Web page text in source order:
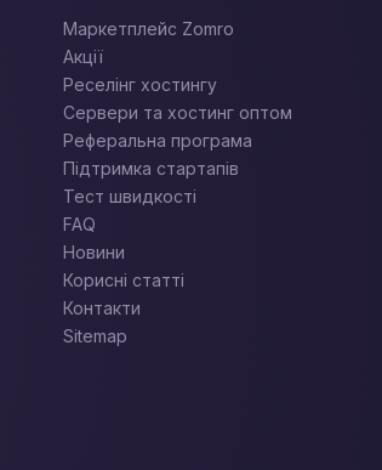
Маркетплейс Zomro
Акції
Реселінг хостингу
Сервери та хостинг оптом
Реферальна програма
Підтримка стартапів
Тест швидкості
FAQ
Новини
Корисні статті
Контакти
Sitemap